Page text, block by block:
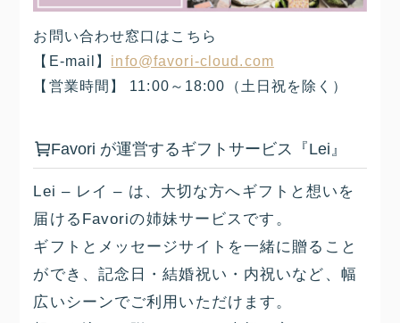
お問い合わせ窓口はこちら
【E-mail】 info@favori-cloud.com
【営業時間】 11:00～18:00（土日祝を除く）
Favori が運営するギフトサービス『Lei』
Lei – レイ – は、大切な方へギフトと想いを
届けるFavoriの姉妹サービスです。
ギフトとメッセージサイトを一緒に贈ること
ができ、記念日・結婚祝い・内祝いなど、幅
広いシーンでご利用いただけます。